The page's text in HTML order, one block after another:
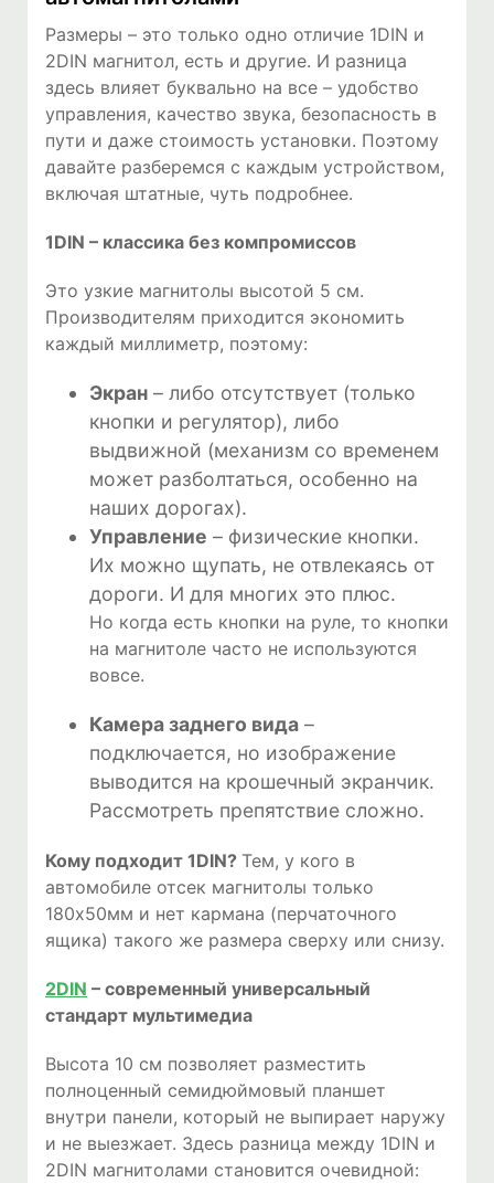
Размеры – это только одно отличие 1DIN и
2DIN магнитол, есть и другие. И разница
здесь влияет буквально на все – удобство
управления, качество звука, безопасность в
пути и даже стоимость установки. Поэтому
давайте разберемся с каждым устройством,
включая штатные, чуть подробнее.
1DIN – классика без компромиссов
Это узкие магнитолы высотой 5 см.
Производителям приходится экономить
каждый миллиметр, поэтому:
Экран – либо отсутствует (только
кнопки и регулятор), либо
выдвижной (механизм со временем
может разболтаться, особенно на
наших дорогах).
Управление – физические кнопки.
Их можно щупать, не отвлекаясь от
дороги. И для многих это плюс.
Но когда есть кнопки на руле, то кнопки
на магнитоле часто не используются
вовсе.
Камера заднего вида –
подключается, но изображение
выводится на крошечный экранчик.
Рассмотреть препятствие сложно.
Кому подходит 1DIN? Тем, у кого в
автомобиле отсек магнитолы только
180х50мм и нет кармана (перчаточного
ящика) такого же размера сверху или снизу.
2DIN – современный универсальный
стандарт мультимедиа
Высота 10 см позволяет разместить
полноценный семидюймовый планшет
внутри панели, который не выпирает наружу
и не выезжает. Здесь разница между 1DIN и
2DIN магнитолами становится очевидной: